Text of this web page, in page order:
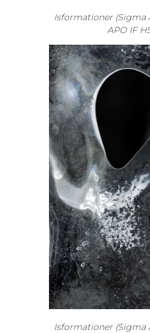
Isformationer (Sigma
APO IF
Isformationer (Sigma